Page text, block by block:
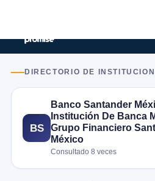
DIRECTORIO DE
BS
Banco Santander
Institución De Banca
Grupo Financiero
México
Consultado 8 veces